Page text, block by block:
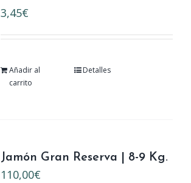
3,45€
Añadir al
carrito
Detalles
Jamón Gran Reserva | 8-9 Kg.
110,00€